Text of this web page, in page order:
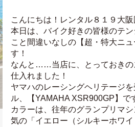
こんにちは！レンタル８１９大
本日は、バイク好きの皆様のテ
こと間違いなしの【超・特大ニ
す！
なんと……当店に、とっておきの
仕入れました！
ヤマハのレーシングヘリテージ
ル、【YAMAHA XSR900GP】で
カラーは、往年のグランプリマ
気の「イエロー（シルキーホワイ